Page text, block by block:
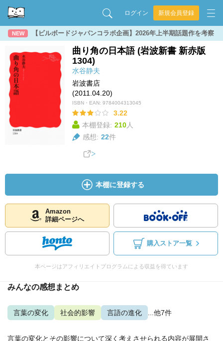
ログイン 新規会員登録
NEW 【ビルボードジャパンコラボ企画】2026年上半期話題作を考察
曲り角の日本語 (岩波新書 新赤版
1304)
水谷静夫
岩波書店
(2011.04.20)
ISBN・EAN: 9784004313045
3.22
本棚登録: 210人
感想: 22件
本棚に登録する
Amazon
詳細ページへ
購入ストア一覧
本ページはアフィリエイトプログラムによる収益を得ています
みんなの感想まとめ
言葉の変化 社会的影響 言語の進化 ...他7件
言葉の変化とその影響について深く考えさせられる内容が展開さ